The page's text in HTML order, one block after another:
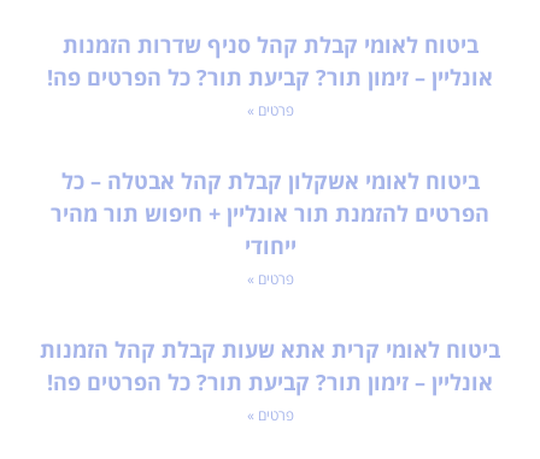
ביטוח לאומי קבלת קהל סניף שדרות הזמנות
אונליין – זימון תור? קביעת תור? כל הפרטים פה!
פרטים »
ביטוח לאומי אשקלון קבלת קהל אבטלה – כל
הפרטים להזמנת תור אונליין + חיפוש תור מהיר
ייחודי
פרטים »
ביטוח לאומי קרית אתא שעות קבלת קהל הזמנות
אונליין – זימון תור? קביעת תור? כל הפרטים פה!
פרטים »